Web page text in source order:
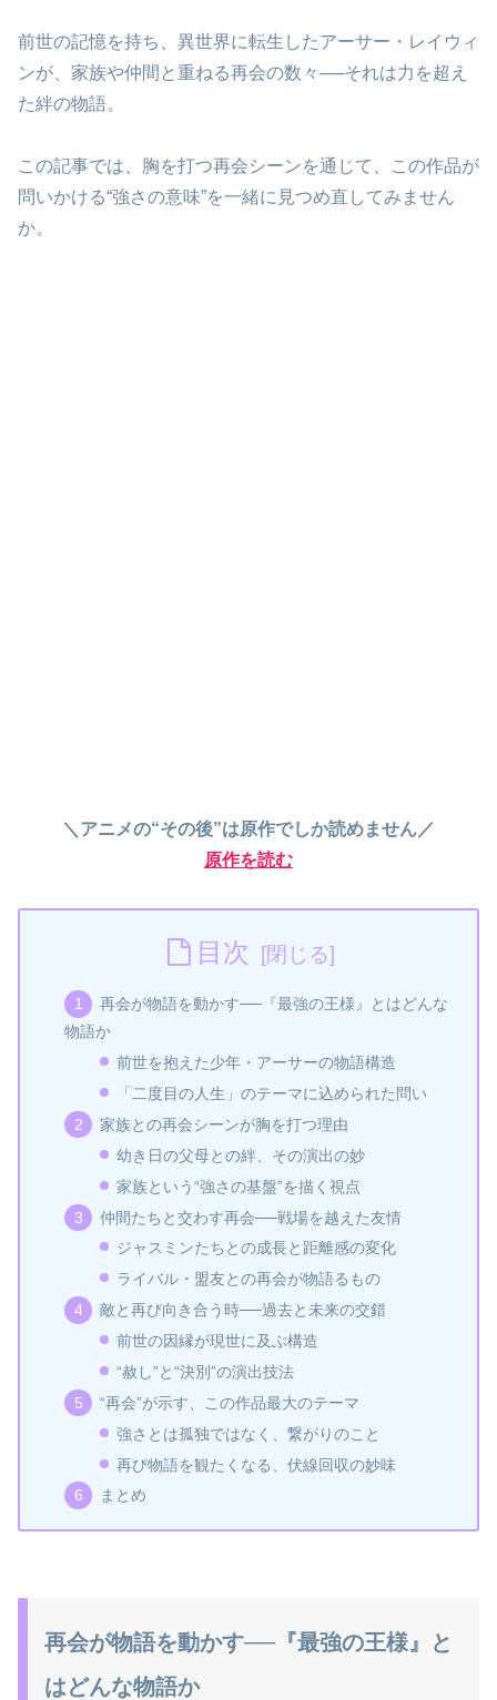
前世の記憶を持ち、異世界に転生したアーサー・レイウィ
ンが、家族や仲間と重ねる再会の数々──それは力を超え
た絆の物語。
この記事では、胸を打つ再会シーンを通じて、この作品が
問いかける“強さの意味”を一緒に見つめ直してみません
か。
＼アニメの“その後”は原作でしか読めません／
原作を読む
目次
再会が物語を動かす──『最強の王様』とはどんな
物語か
前世を抱えた少年・アーサーの物語構造
「二度目の人生」のテーマに込められた問い
家族との再会シーンが胸を打つ理由
幼き日の父母との絆、その演出の妙
家族という“強さの基盤”を描く視点
仲間たちと交わす再会──戦場を越えた友情
ジャスミンたちとの成長と距離感の変化
ライバル・盟友との再会が物語るもの
敵と再び向き合う時──過去と未来の交錯
前世の因縁が現世に及ぶ構造
“赦し”と“決別”の演出技法
“再会”が示す、この作品最大のテーマ
強さとは孤独ではなく、繋がりのこと
再び物語を観たくなる、伏線回収の妙味
まとめ
再会が物語を動かす──『最強の王様』と
はどんな物語か